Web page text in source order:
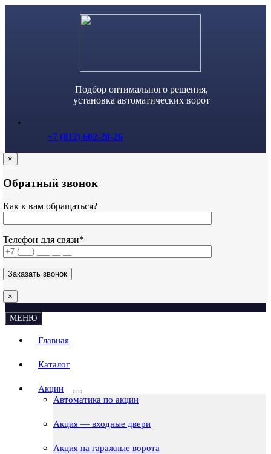
Подбор оптимального решения,
установка автоматических ворот
+7 (812) 602-20-26
×
Обратный звонок
Как к вам обращаться?
Телефон для связи*
×
МЕНЮ
Главная
Каталог
Акции
Автоматика по акции
Акция — входные двери
Акция на гаражные ворота